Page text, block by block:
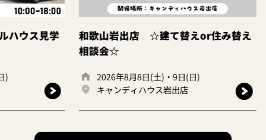
見学
和歌山岩出店 ☆建て替えor住み替え
相談会☆
2026年8月8日(土)・9日(日)
キャンディハウス岩出店
大阪